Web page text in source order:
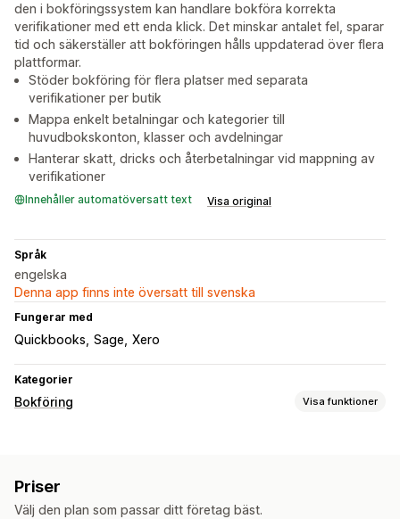
den i bokföringssystem kan handlare bokföra korrekta
verifikationer med ett enda klick. Det minskar antalet fel, sparar
tid och säkerställer att bokföringen hålls uppdaterad över flera
plattformar.
Stöder bokföring för flera platser med separata
verifikationer per butik
Mappa enkelt betalningar och kategorier till
huvudbokskonton, klasser och avdelningar
Hanterar skatt, dricks och återbetalningar vid mappning av
verifikationer
Innehåller automatöversatt text Visa original
Språk
engelska
Denna app finns inte översatt till svenska
Fungerar med
Quickbooks Sage Xero
Kategorier
Bokföring Visa funktioner
Priser
Välj den plan som passar ditt företag bäst.